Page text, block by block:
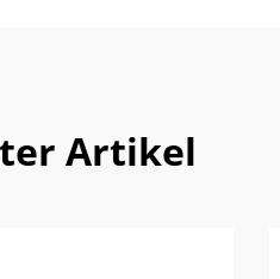
Artikel